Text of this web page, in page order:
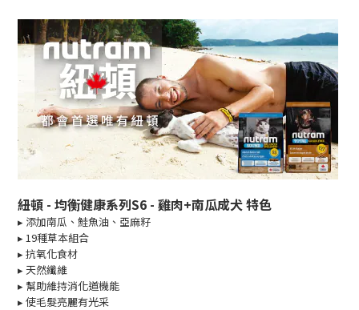
紐頓 - 均衡健康系列S6 - 雞肉+南瓜成犬 特色
▸ 添加南瓜、鮭魚油、亞麻籽
▸19種草本組合
▸抗氧化食材
▸天然纖維
▸幫助維持消化道機能
▸使毛髮亮麗有光采